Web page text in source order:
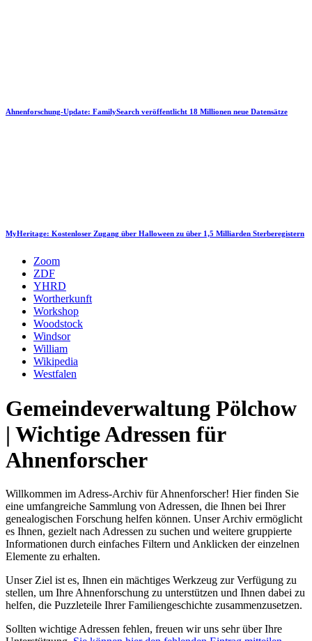
Ahnenforschung-Update: FamilySearch veröffentlicht 18 Millionen neue Datensätze
MyHeritage: Kostenloser Zugang über Halloween zu über 1,5 Milliarden Sterberegistern
Zoom
ZDF
YHRD
Wortherkunft
Workshop
Woodstock
Windsor
William
Wikipedia
Westfalen
Gemeindeverwaltung Pölchow
| Wichtige Adressen für
Ahnenforscher
Willkommen im Adress-Archiv für Ahnenforscher! Hier finden Sie
eine umfangreiche Sammlung von Adressen, die Ihnen bei Ihrer
genealogischen Forschung helfen können. Unser Archiv ermöglicht
es Ihnen, gezielt nach Adressen zu suchen und weitere gruppierte
Informationen durch einfaches Filtern und Anklicken der einzelnen
Elemente zu erhalten.
Unser Ziel ist es, Ihnen ein mächtiges Werkzeug zur Verfügung zu
stellen, um Ihre Ahnenforschung zu unterstützen und Ihnen dabei zu
helfen, die Puzzleteile Ihrer Familiengeschichte zusammenzusetzen.
Sollten wichtige Adressen fehlen, freuen wir uns sehr über Ihre